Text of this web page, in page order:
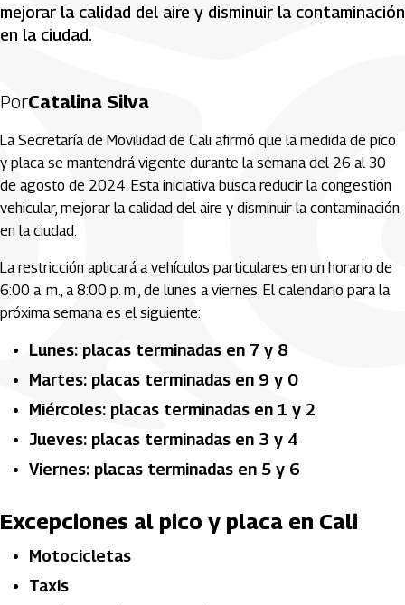
mejorar la calidad del aire y disminuir la contaminación
en la ciudad.
PorCatalina Silva
La Secretaría de Movilidad de Cali afirmó que la medida de pico
y placa se mantendrá vigente durante la semana del 26 al 30
de agosto de 2024. Esta iniciativa busca reducir la congestión
vehicular, mejorar la calidad del aire y disminuir la contaminación
en la ciudad.
La restricción aplicará a vehículos particulares en un horario de
6:00 a. m., a 8:00 p. m., de lunes a viernes. El calendario para la
próxima semana es el siguiente:
Lunes: placas terminadas en 7 y 8
Martes: placas terminadas en 9 y 0
Miércoles: placas terminadas en 1 y 2
Jueves: placas terminadas en 3 y 4
Viernes: placas terminadas en 5 y 6
Excepciones al pico y placa en Cali
Motocicletas
Taxis